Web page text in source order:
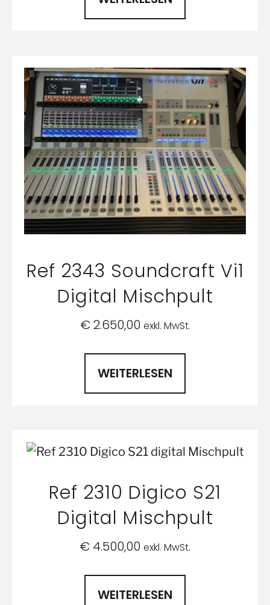
Ref 2343 Soundcraft Vi1
Digital Mischpult
€2.650,00 exkl. MwSt.
WEITERLESEN
Ref 2310 Digico S21
Digital Mischpult
€ 4.500,00 exkl. MwSt.
WEITERLESEN